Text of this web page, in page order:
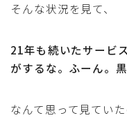
そんな状況を見て、
21年も続いたサービ
がするな。ふーん。
なんて思って見てい